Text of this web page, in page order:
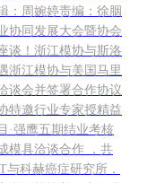
：周婉婷责编：徐胭
协同发展大会暨协会
谈！浙江模协与斯洛
浙江模协与美国马里
谈会并签署合作协议
特邀行业专家授精益
·强鹰五期结业考核
模具洽谈合作 ，共
科赫癌症研究所，